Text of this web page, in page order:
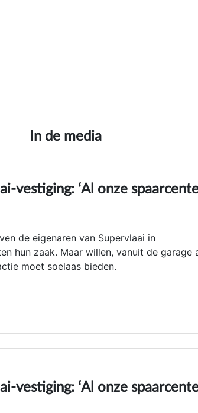
In de media
vestiging: ‘Al onze
de eigenaren van Supervlaai in
hun zaak. Maar willen, vanuit de garage
moet soelaas bieden.
vestiging: ‘Al onze